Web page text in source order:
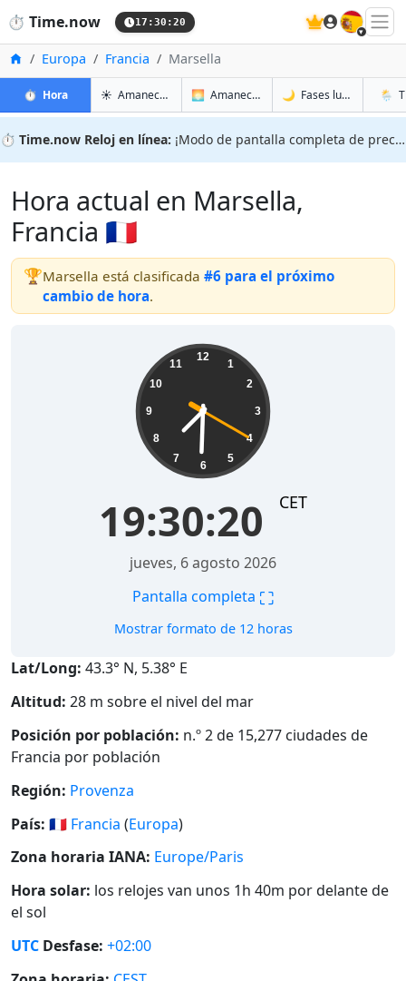
⏱️ Time.now 17:30:21 🇪🇸
InicioEuropa Francia Marsella
⏱️ Horaen Marsella
☀️ Amanecer y atardecer en Marsella
🌅 Amanecer y atardecer mañana en
🌙 Fases lunares en
🌦️
⏱️ Time.now Reloj en línea: ¡Modo de pantalla completa de precisión!
Hora actual en Marsella,
Francia 🇫🇷
🏆Marsella está clasificada #6 para el próximo
cambio de hora.
12
1
2
3
4
5
6
7
8
9
10
11
19:30:21 CET
jueves, 6 agosto 2026
Pantalla completa ⛶
Mostrar formato de 12 horas
Lat/Long: 43.3° N, 5.38° E
Altitud: 28 m sobre el nivel del mar
Posición por población: n.º 2 de 15,277 ciudades de
Francia por población
Región: Provenza
País: 🇫🇷 Francia (Europa)
Zona horaria IANA: Europe/Paris
Hora solar: los relojes van unos 1h 40m por delante de
el sol
UTC Desfase: +02:00